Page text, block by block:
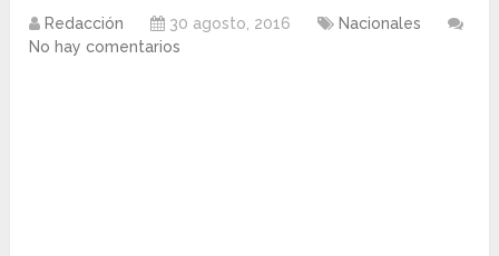
Redacción 30 agosto, 2016
Nacionales
No hay comentarios